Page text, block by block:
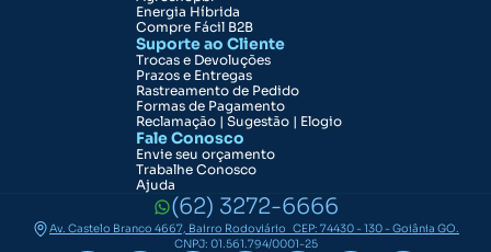
Energia Híbrida
Compre Fácil B2B
Suporte ao Cliente
Trocas e Devoluções
Prazos e Entregas
Rastreamento de Pedido
Formas de Pagamento
Reclamação | Sugestão | Elogio
Fale Conosco
Envie seu orçamento
Trabalhe Conosco
Ajuda
(62) 3272-6666
Av. Castelo Branco 4667, Bairro Rodoviário CEP: 74430 - 130 - Goiânia GO.
CNPJ: 01.561.794/0001-25